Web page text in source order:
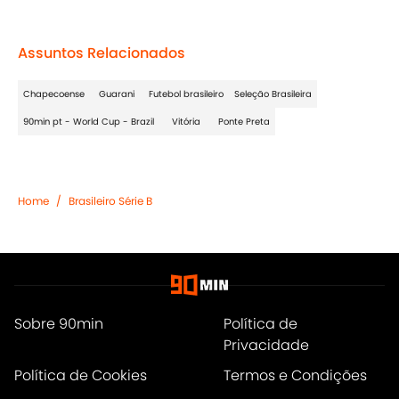
Assuntos Relacionados
Chapecoense Guarani Futebol brasileiro Seleção Brasileira
90min pt - World Cup - Brazil Vitória Ponte Preta
Home / Brasileiro Série B
Sobre 90min
Política de
Privacidade
Política de Cookies
Termos e Condições